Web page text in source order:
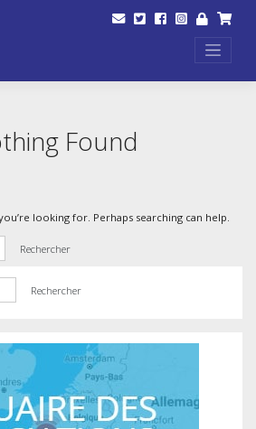
Found
looking for. Perhaps searching can help.